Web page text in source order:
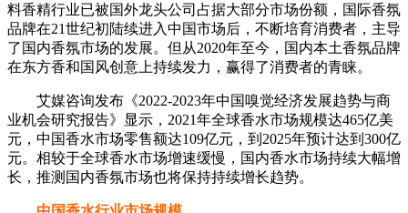
料香精行业已被国外龙头公司占据大部分市场份额，国际香氛
品牌在21世纪初陆续进入中国市场后，不断培育消费者，主导
了国内香氛市场的发展。但从2020年至今，国内本土香氛品牌
在东方香和国风创意上持续发力，赢得了消费者的青睐。
艾媒咨询发布《2022-2023年中国嗅觉经济发展趋势与商
业机会研究报告》显示，2021年全球香水市场规模达465亿美
元，中国香水市场零售额达109亿元，到2025年预计达到300亿
元。相较于全球香水市场增速缓慢，国内香水市场持续大幅增
长，推测国内香氛市场也将保持持续增长趋势。